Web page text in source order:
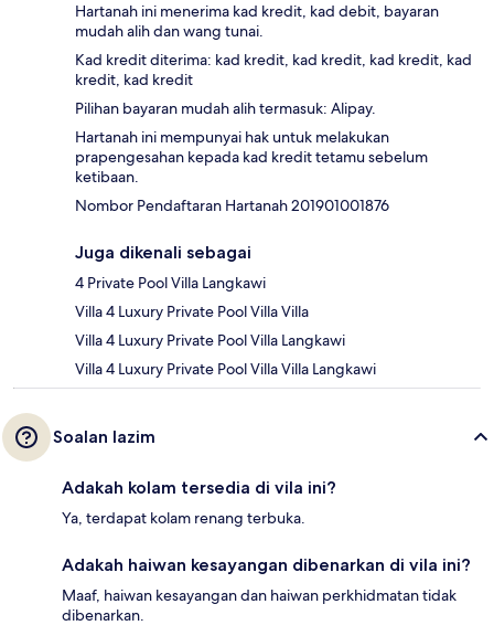
Hartanah ini menerima kad kredit, kad debit, bayaran
mudah alih dan wang tunai.
Kad kredit diterima: kad kredit, kad kredit, kad kredit, kad
kredit, kad kredit
Pilihan bayaran mudah alih termasuk: Alipay.
Hartanah ini mempunyai hak untuk melakukan
prapengesahan kepada kad kredit tetamu sebelum
ketibaan.
Nombor Pendaftaran Hartanah 201901001876
Juga dikenali sebagai
4 Private Pool Villa Langkawi
Villa 4 Luxury Private Pool Villa Villa
Villa 4 Luxury Private Pool Villa Langkawi
Villa 4 Luxury Private Pool Villa Villa Langkawi
Soalan lazim
Adakah kolam tersedia di vila ini?
Ya, terdapat kolam renang terbuka.
Adakah haiwan kesayangan dibenarkan di vila ini?
Maaf, haiwan kesayangan dan haiwan perkhidmatan tidak
dibenarkan.